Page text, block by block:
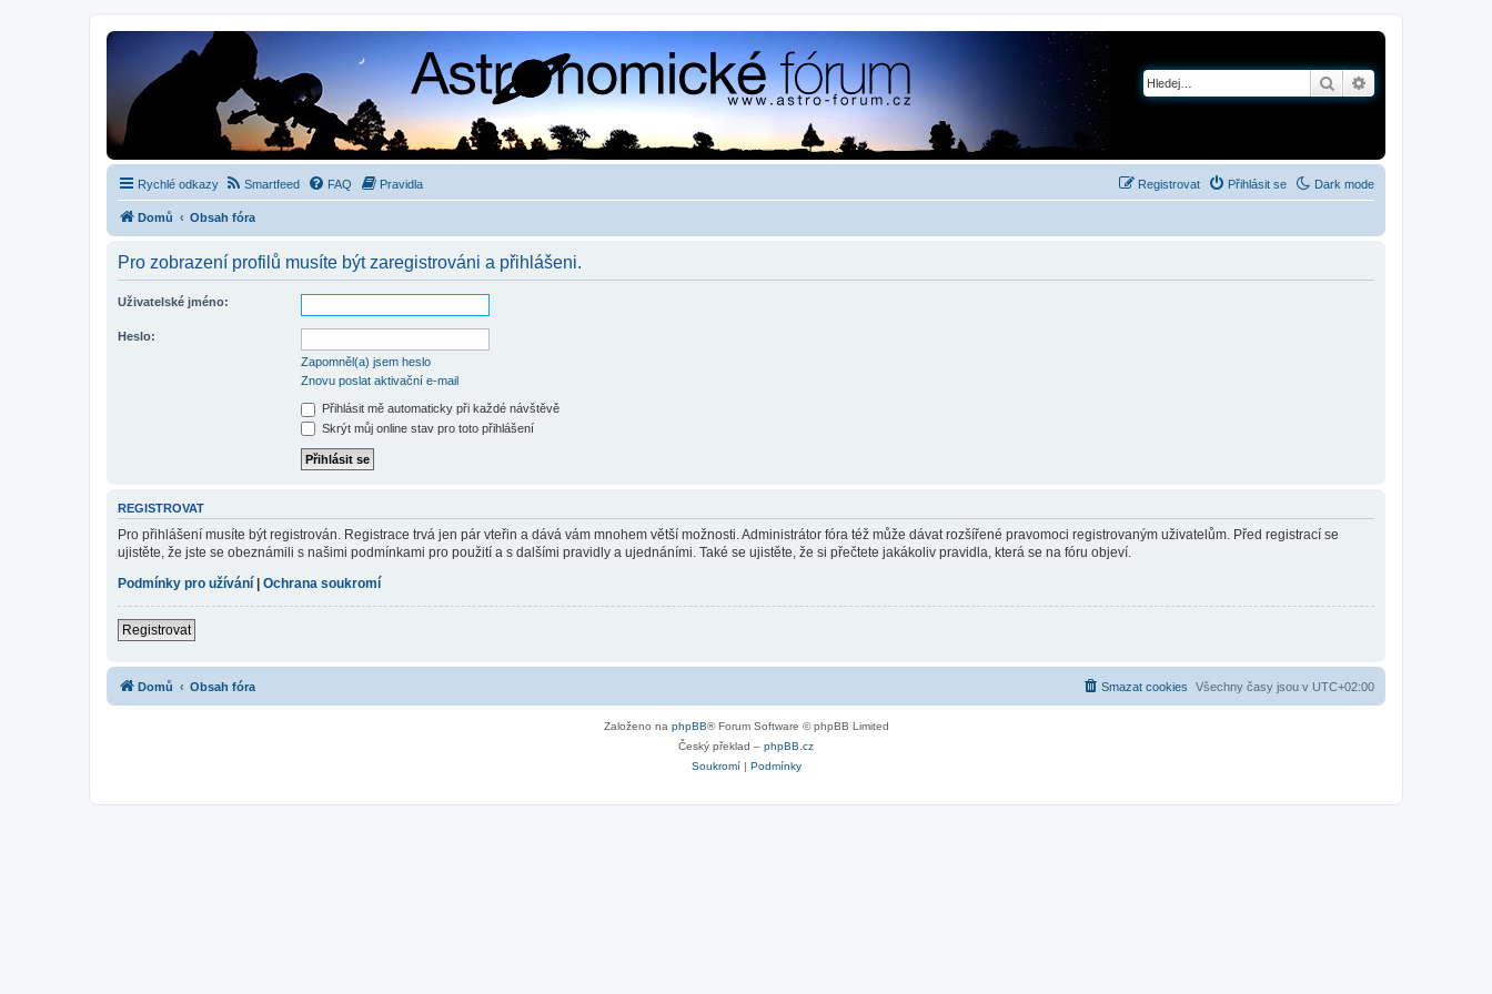
Hledat
Rychlé odkazy Dark mode
Smartfeed FAQ Pravidla Přihlásit se
Registrovat
Domů Obsah fóra
Pro zobrazení profilů musíte být zaregistrováni a přihlášeni.
Uživatelské jméno:
Heslo:
Zapomněl(a) jsem heslo
Znovu poslat aktivační e-mail
Přihlásit mě automaticky při každé návštěvě
Skrýt můj online stav pro toto přihlášení
REGISTROVAT
Pro přihlášení musíte být registrován. Registrace trvá jen pár vteřin a dává vám mnohem větší možnosti. Administrátor fóra též může dávat rozšířené pravomoci registrovaným uživatelům. Před registrací se
ujistěte, že jste se obeznámili s našimi podmínkami pro použití a s dalšími pravidly a ujednáními. Také se ujistěte, že si přečtete jakákoliv pravidla, která se na fóru objeví.
Podmínky pro užívání | Ochrana soukromí
Registrovat
Domů Obsah fóra Všechny časy jsou v UTC+02:00
Smazat cookies
Založeno na phpBB® Forum Software © phpBB Limited
Český překlad – phpBB.cz
Soukromí| Podmínky